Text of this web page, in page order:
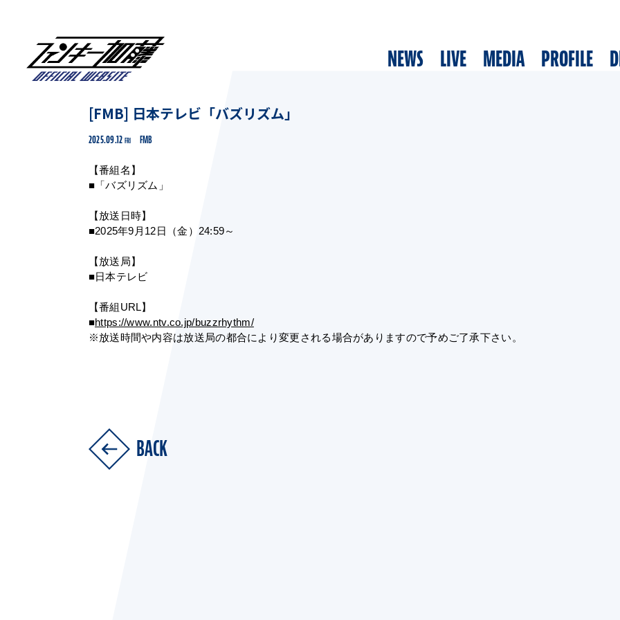
NEWS LIVE MEDIA PROFILE
[FMB] 日本テレビ「バズリズム」
2025.09.12 FRI FMB
【番組名】
■「バズリズム」
【放送日時】
■2025年9月12日（金）24:59～
【放送局】
■日本テレビ
【番組URL】
■https://www.ntv.co.jp/buzzrhythm/
※放送時間や内容は放送局の都合により変更される場合がありますので予めご了承下さい。
BACK